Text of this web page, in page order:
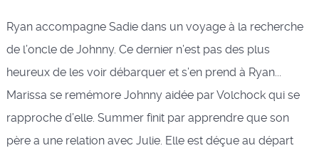
Ryan accompagne Sadie dans un voyage à la recherche
de l’oncle de Johnny. Ce dernier n’est pas des plus
heureux de les voir débarquer et s’en prend à Ryan...
Marissa se remémore Johnny aidée par Volchock qui se
rapproche d’elle. Summer finit par apprendre que son
père a une relation avec Julie. Elle est déçue au départ